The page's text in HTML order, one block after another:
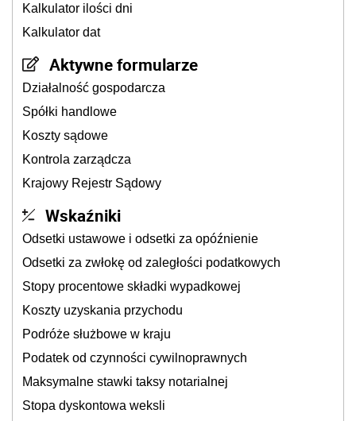
Kalkulator ilości dni
Kalkulator dat
Aktywne formularze
Działalność gospodarcza
Spółki handlowe
Koszty sądowe
Kontrola zarządcza
Krajowy Rejestr Sądowy
Wskaźniki
Odsetki ustawowe i odsetki za opóźnienie
Odsetki za zwłokę od zaległości podatkowych
Stopy procentowe składki wypadkowej
Koszty uzyskania przychodu
Podróże służbowe w kraju
Podatek od czynności cywilnoprawnych
Maksymalne stawki taksy notarialnej
Stopa dyskontowa weksli